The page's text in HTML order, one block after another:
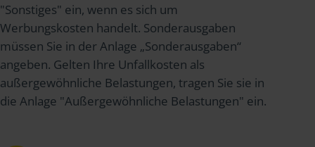
"Sonstiges" ein, wenn es sich um
Werbungskosten handelt. Sonderausgaben
müssen Sie in der Anlage „Sonderausgaben“
angeben. Gelten Ihre Unfallkosten als
außergewöhnliche Belastungen, tragen Sie sie in
die Anlage "Außergewöhnliche Belastungen" ein.